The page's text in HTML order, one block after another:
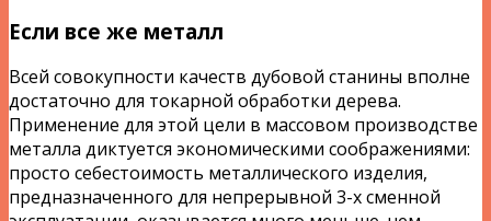
Если все же металл
Всей совокупности качеств дубовой станины вполне
достаточно для токарной обработки дерева.
Применение для этой цели в массовом производстве
металла диктуется экономическими соображениями:
просто себестоимость металлического изделия,
предназначенного для непрерывной 3-х сменной